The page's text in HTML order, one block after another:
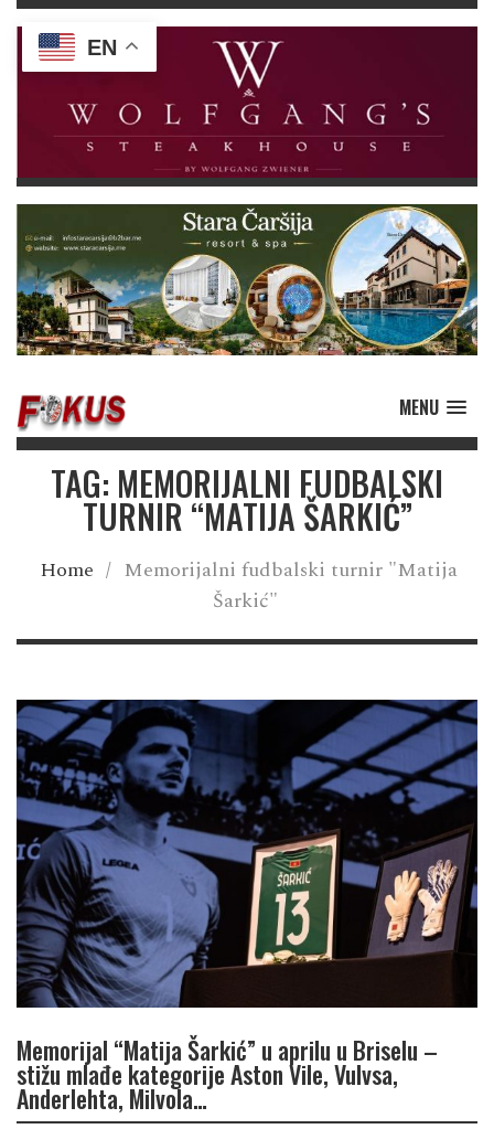
MENU
TAG: MEMORIJALNI FUDBALSKI
TURNIR “MATIJA ŠARKIĆ”
Home / Memorijalni fudbalski turnir "Matija
Šarkić"
Memorijal “Matija Šarkić” u aprilu u Briselu –
stižu mlađe kategorije Aston Vile, Vulvsa,
Anderlehta, Milvola…
EN